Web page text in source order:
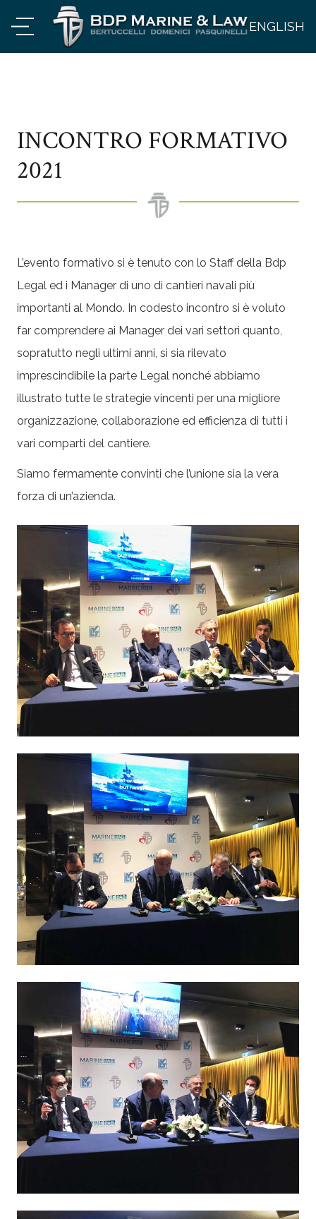
ENGLISH
INCONTRO FORMATIVO
2021
L’evento formativo si è tenuto con lo Staff della Bdp
Legal ed i Manager di uno di cantieri navali più
importanti al Mondo. In codesto incontro si è voluto
far comprendere ai Manager dei vari settori quanto,
sopratutto negli ultimi anni, si sia rilevato
imprescindibile la parte Legal nonché abbiamo
illustrato tutte le strategie vincenti per una migliore
organizzazione, collaborazione ed efficienza di tutti i
vari comparti del cantiere.
Siamo fermamente convinti che l’unione sia la vera
forza di un’azienda.